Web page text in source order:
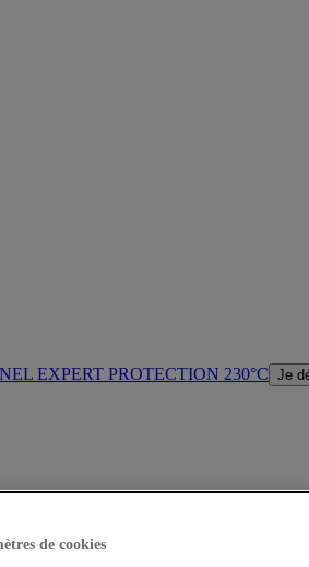
EXPERT PROTECTION 230°C Je
de cookies